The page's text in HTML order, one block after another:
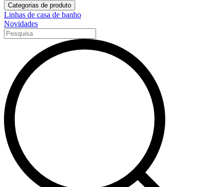
Categorias de produto
Linhas de casa de banho
Novidades